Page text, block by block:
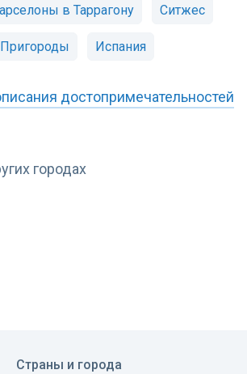
городах
в Таррагону Ситжес
Пригороды Испания
достопримечательностей
Страны и города